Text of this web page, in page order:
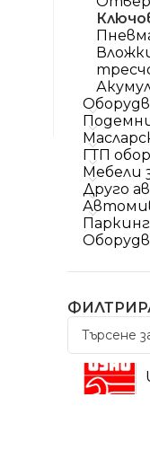
ГТП
Мебели
Друго